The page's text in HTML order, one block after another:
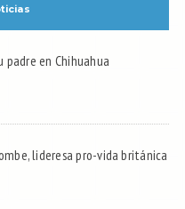
padre en Chihuahua
lideresa pro-vida británica